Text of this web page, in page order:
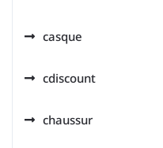
casque
cdiscount
chaussur